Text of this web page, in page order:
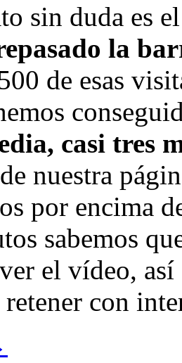
sin duda es
la
de esas
casi tres
nuestra
por encima
sabemos
el vídeo, así
con